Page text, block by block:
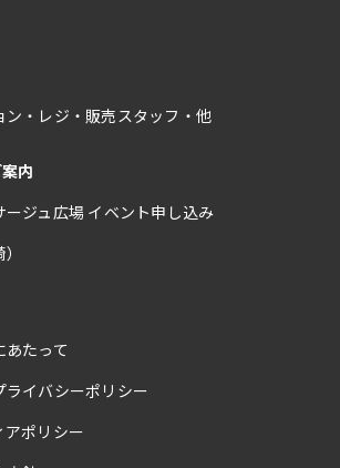
ン・レジ・販売スタッフ・他
内
ジュ広場 イベント申し込み
たって
ライバシーポリシー
アポリシー